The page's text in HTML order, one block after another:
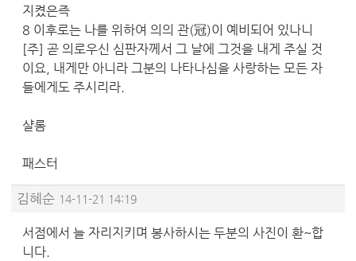
지켰은즉
8 이후로는 나를 위하여 의의 관(冠)이 예비되어 있나니
[주] 곧 의로우신 심판자께서 그 날에 그것을 내게 주실 것
이요, 내게만 아니라 그분의 나타나심을 사랑하는 모든 자
들에게도 주시리라.
샬롬
패스터
김혜순 14-11-21 14:19
서점에서 늘 자리지키며 봉사하시는 두분의 사진이 환~합
니다.